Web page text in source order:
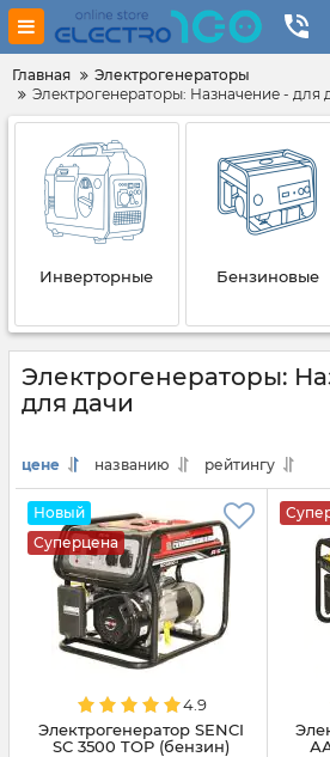
Главная
Электрогенераторы
Электрогенераторы: Назначение - для
Инверторные Бензиновые
Электрогенераторы:
для дачи
цене названию рейтингу
Новый
Суперцена
4.9
Электрогенератор SENCI
SC 3500 TOP (бензин)